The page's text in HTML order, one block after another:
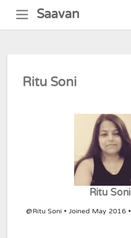
content
Saavan
Ritu Soni
Ritu Soni
@Ritu Soni • Joined May 2016 •